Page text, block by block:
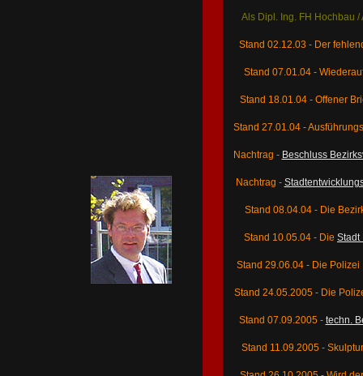
Als Dipl. Ing. FH Hochbau
Stand 02.12.03 - Der
Stand 07.01.04 -
Stand 18.01.04 - Offener
Stand 27.01.04 -
Nachtrag - Beschluss
Nachtrag -
Stand 08.04.04 - Die
Stand 10.05.04 - Die Stadt
Stand 29.06.04 - Die
Stand 24.05.2005 - Die
Stand 07.09.2005 - techn.
Stand 11.09.2005 -